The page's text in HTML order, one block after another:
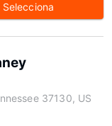
Selecciona
37130, US